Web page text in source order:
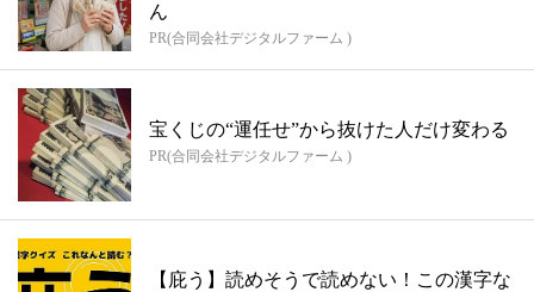
ん
PR(合同会社デジタルファーム )
宝くじの“運任せ”から抜けた人だけ変わる
PR(合同会社デジタルファーム )
【庇う】読めそうで読めない！この漢字な